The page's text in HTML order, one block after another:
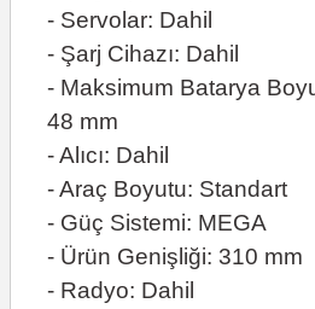
- Servolar: Dahil
- Şarj Cihazı: Dahil
- Maksimum Batarya
48 mm
- Alıcı: Dahil
- Araç Boyutu: Standart
- Güç Sistemi: MEGA
- Ürün Genişliği: 310 mm
- Radyo: Dahil